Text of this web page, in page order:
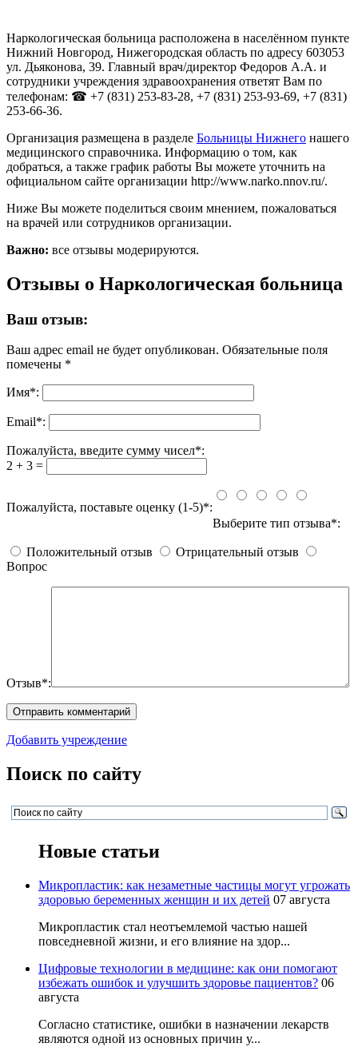
Наркологическая больница расположена в населённом пункте
Нижний Новгород, Нижегородская область по адресу 603053
ул. Дьяконова, 39. Главный врач/директор Федоров А.А. и
сотрудники учреждения здравоохранения ответят Вам по
телефонам: ☎ +7 (831) 253-83-28, +7 (831) 253-93-69, +7 (831)
253-66-36.
Организация размещена в разделе Больницы Нижнего нашего
медицинского справочника. Информацию о том, как
добраться, а также график работы Вы можете уточнить на
официальном сайте организации http://www.narko.nnov.ru/.
Ниже Вы можете поделиться своим мнением, пожаловаться
на врачей или сотрудников организации.
Важно: все отзывы модерируются.
Отзывы о Наркологическая больница
Ваш отзыв:
Ваш адрес email не будет опубликован. Обязательные поля
помечены *
Имя*:
Email*:
Пожалуйста, введите сумму чисел*:
2 + 3 =
Пожалуйста, поставьте оценку (1-5)*:
Выберите тип отзыва*:
Положительный отзыв
Отрицательный отзыв
Вопрос
Отзыв*:
Добавить учреждение
Поиск по сайту
Новые статьи
Микропластик: как незаметные частицы могут угрожать
здоровью беременных женщин и их детей 07 августа
Микропластик стал неотъемлемой частью нашей
повседневной жизни, и его влияние на здор...
Цифровые технологии в медицине: как они помогают
избежать ошибок и улучшить здоровье пациентов? 06
августа
Согласно статистике, ошибки в назначении лекарств
являются одной из основных причин у...